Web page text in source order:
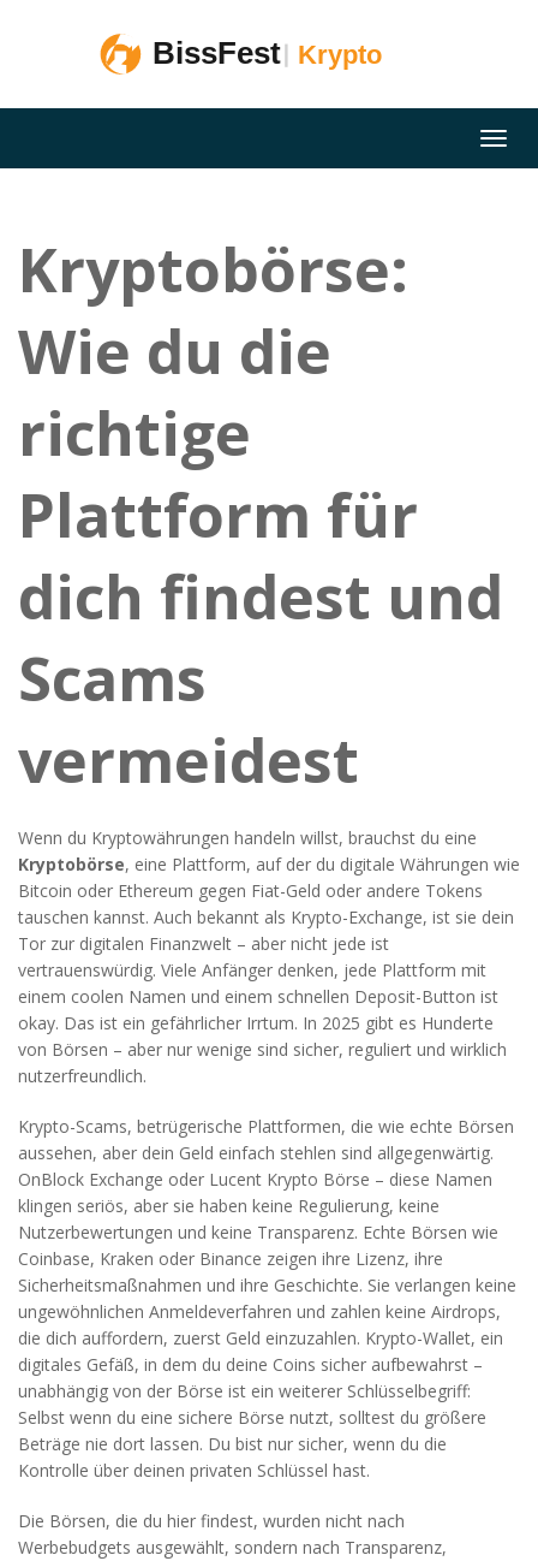
Kryptobörse:
Wie du die
richtige
Plattform für
dich findest und
Scams
vermeidest
Wenn du Kryptowährungen handeln willst, brauchst du eine
Kryptobörse, eine Plattform, auf der du digitale Währungen wie
Bitcoin oder Ethereum gegen Fiat-Geld oder andere Tokens
tauschen kannst. Auch bekannt als Krypto-Exchange, ist sie dein
Tor zur digitalen Finanzwelt – aber nicht jede ist
vertrauenswürdig. Viele Anfänger denken, jede Plattform mit
einem coolen Namen und einem schnellen Deposit-Button ist
okay. Das ist ein gefährlicher Irrtum. In 2025 gibt es Hunderte
von Börsen – aber nur wenige sind sicher, reguliert und wirklich
nutzerfreundlich.
Krypto-Scams, betrügerische Plattformen, die wie echte Börsen
aussehen, aber dein Geld einfach stehlen sind allgegenwärtig.
OnBlock Exchange oder Lucent Krypto Börse – diese Namen
klingen seriös, aber sie haben keine Regulierung, keine
Nutzerbewertungen und keine Transparenz. Echte Börsen wie
Coinbase, Kraken oder Binance zeigen ihre Lizenz, ihre
Sicherheitsmaßnahmen und ihre Geschichte. Sie verlangen keine
ungewöhnlichen Anmeldeverfahren und zahlen keine Airdrops,
die dich auffordern, zuerst Geld einzuzahlen. Krypto-Wallet, ein
digitales Gefäß, in dem du deine Coins sicher aufbewahrst –
unabhängig von der Börse ist ein weiterer Schlüsselbegriff:
Selbst wenn du eine sichere Börse nutzt, solltest du größere
Beträge nie dort lassen. Du bist nur sicher, wenn du die
Kontrolle über deinen privaten Schlüssel hast.
Die Börsen, die du hier findest, wurden nicht nach
Werbebudgets ausgewählt, sondern nach Transparenz,